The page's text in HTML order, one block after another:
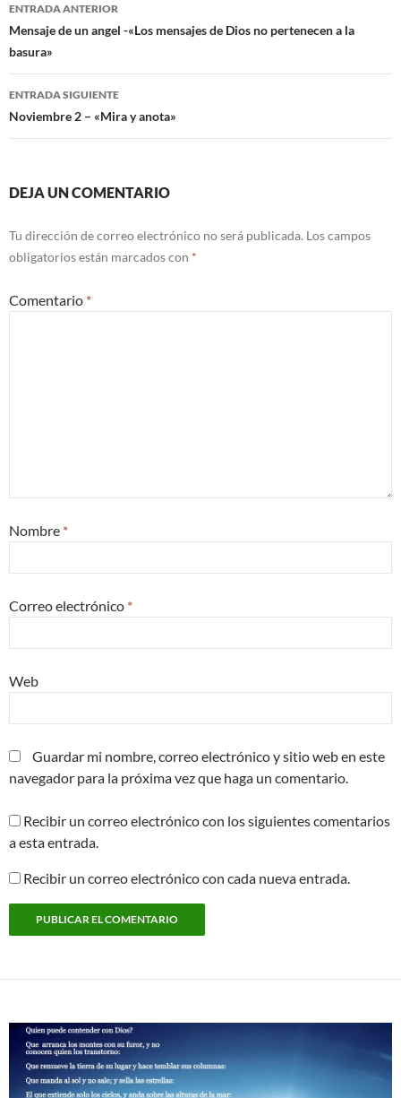
de
entradas
ENTRADA ANTERIOR
Mensaje de un angel -«Los mensajes de Dios no pertenecen a la
basura»
ENTRADA SIGUIENTE
Noviembre 2 – «Mira y anota»
DEJA UN COMENTARIO
Tu dirección de correo electrónico no será publicada. Los campos
obligatorios están marcados con *
Comentario *
Nombre *
Correo electrónico *
Web
Guardar mi nombre, correo electrónico y sitio web en este
navegador para la próxima vez que haga un comentario.
Recibir un correo electrónico con los siguientes comentarios
a esta entrada.
Recibir un correo electrónico con cada nueva entrada.